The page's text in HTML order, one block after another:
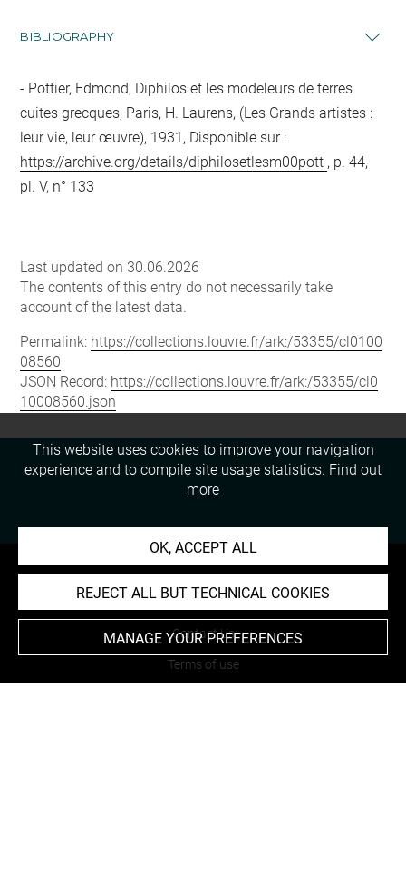
BIBLIOGRAPHY
Pottier, Edmond, Diphilos et les modeleurs de terres
cuites grecques, Paris, H. Laurens, (Les Grands artistes :
leur vie, leur œuvre), 1931, Disponible sur :
https://archive.org/details/diphilosetlesm00pott , p. 44,
pl. V, n° 133
Last updated on 30.06.2026
The contents of this entry do not necessarily take
account of the latest data.
Permalink: https://collections.louvre.fr/ark:/53355/cl0100
08560
JSON Record: https://collections.louvre.fr/ark:/53355/cl0
10008560.json
About
Contact Us
Terms of use
This website uses cookies to improve your navigation
experience and to compile site usage statistics. Find out
more
OK, ACCEPT ALL
REJECT ALL BUT TECHNICAL COOKIES
MANAGE YOUR PREFERENCES